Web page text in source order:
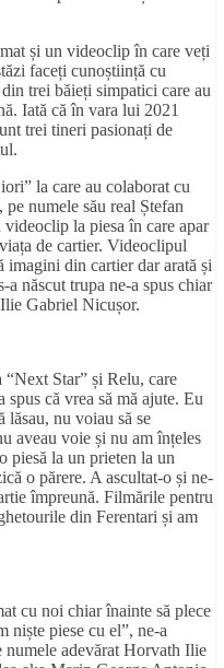
și un videoclip în care veți
faceți cunoștiință cu
trei băieți simpatici care au
Iată că în vara lui 2021
trei tineri pasionați de
la care au colaborat cu
numele său real Ștefan
la piesa în care apar
de cartier. Videoclipul
imagini din cartier dar arată și
născut trupa ne-a spus chiar
Gabriel Nicușor.
Star” și Relu, care
că vrea să mă ajute. Eu
lăsau, nu voiau să se
aveau voie și nu am înțeles
piesă la un prieten la un
o părere. A ascultat-o și ne-
împreună. Filmările pentru
din Ferentari și am
cu noi chiar înainte să plece
niște piese cu el”, ne-a
numele adevărat Horvath Ilie